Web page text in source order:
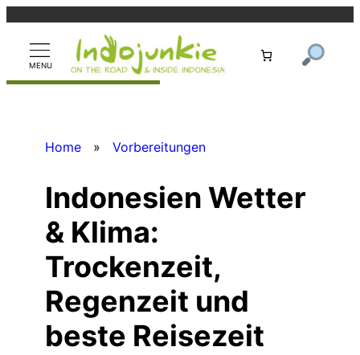
springen
Home » Vorbereitungen
Indonesien Wetter
& Klima:
Trockenzeit,
Regenzeit und
beste Reisezeit